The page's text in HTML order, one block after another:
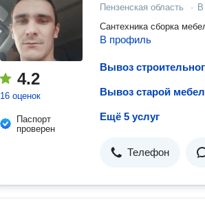
4.2
16 оценок
Паспорт
проверен
Пензенская область ·
В профиль
Вывоз
Вывоз старой
Ещё 5 услуг
Телефон